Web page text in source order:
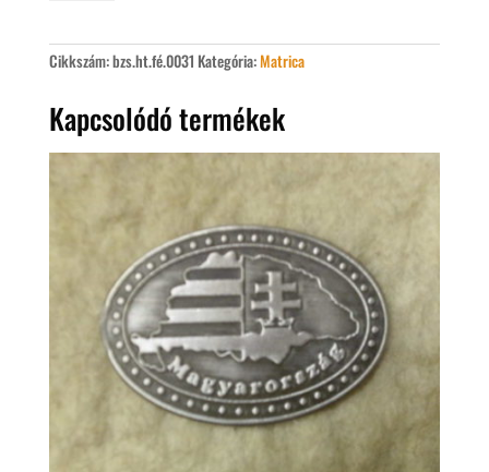
mennyiség
Cikkszám:bzs.ht.fé.0031 Kategória:Matrica
Kapcsolódó termékek